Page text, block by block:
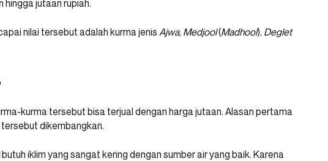
jutaan rupiah.
nilai tersebut adalah kurma jenis Ajwa, Medjool(Madhool), Deglet
kurma tersebut bisa terjual dengan harga jutaan. Alasan pertama
tersebut dikembangkan.
butuh iklim yang sangat kering dengan sumber air yang baik. Karena